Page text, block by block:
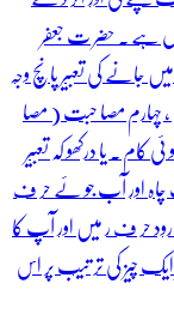
ہے ۔ حضر ت جعفر
جانے کی تعبیر پانچ وجہ
چہارم مصا حبت ( مصا
۔ یا درکھو کہ تعبیر
اور آب جو ئے حر ف
حر ف ر میں اور آپ کا
چیز کی تر تیب پر اس